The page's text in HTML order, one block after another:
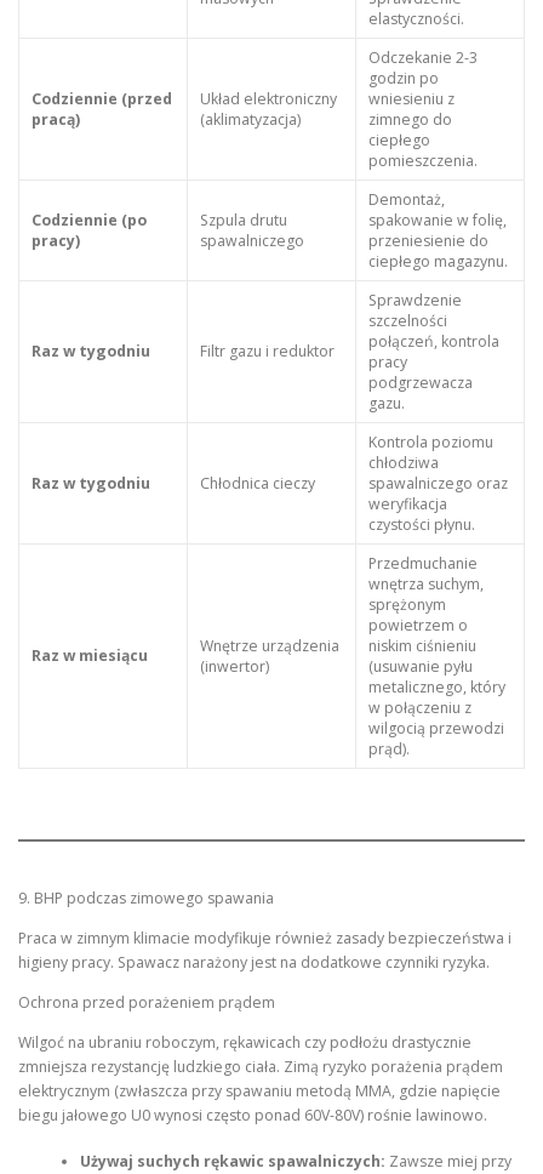
elastyczności.
Codziennie (przed
pracą)
Układ elektroniczny
(aklimatyzacja)
Odczekanie 2-3
godzin po
wniesieniu z
zimnego do
ciepłego
pomieszczenia.
Codziennie (po
pracy)
Szpula drutu
spawalniczego
Demontaż,
spakowanie w folię,
przeniesienie do
ciepłego magazynu.
Raz w tygodniu Filtr gazu i reduktor
Sprawdzenie
szczelności
połączeń, kontrola
pracy
podgrzewacza
gazu.
Raz w tygodniu Chłodnica cieczy
Kontrola poziomu
chłodziwa
spawalniczego oraz
weryfikacja
czystości płynu.
Raz w miesiącu
Wnętrze urządzenia
(inwertor)
Przedmuchanie
wnętrza suchym,
sprężonym
powietrzem o
niskim ciśnieniu
(usuwanie pyłu
metalicznego, który
w połączeniu z
wilgocią przewodzi
prąd).
9. BHP podczas zimowego spawania
Praca w zimnym klimacie modyfikuje również zasady bezpieczeństwa i
higieny pracy. Spawacz narażony jest na dodatkowe czynniki ryzyka.
Ochrona przed porażeniem prądem
Wilgoć na ubraniu roboczym, rękawicach czy podłożu drastycznie
zmniejsza rezystancję ludzkiego ciała. Zimą ryzyko porażenia prądem
elektrycznym (zwłaszcza przy spawaniu metodą MMA, gdzie napięcie
biegu jałowego U0 wynosi często ponad 60V-80V) rośnie lawinowo.
Używaj suchych rękawic spawalniczych: Zawsze miej przy